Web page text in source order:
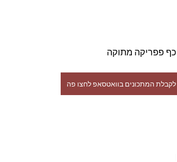
לקבלת המתכונים בוואטסאפ לחצו פה